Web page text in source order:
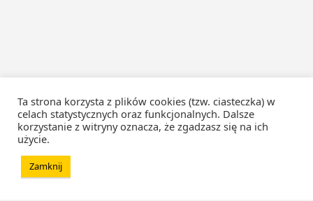
Ta strona korzysta z plików cookies (tzw. ciasteczka) w
celach statystycznych oraz funkcjonalnych. Dalsze
korzystanie z witryny oznacza, że zgadzasz się na ich
użycie.
Zamknij